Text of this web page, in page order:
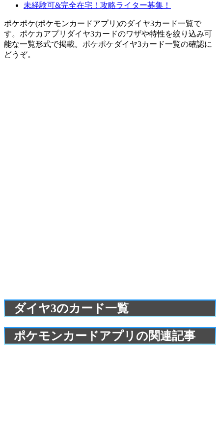
未経験可&完全在宅！攻略ライター募集！
ポケポケ(ポケモンカードアプリ)のダイヤ3カード一覧で
す。ポケカアプリダイヤ3カードのワザや特性を絞り込み可
能な一覧形式で掲載。ポケポケダイヤ3カード一覧の確認に
どうぞ。
ダイヤ3のカード一覧
ポケモンカードアプリの関連記事